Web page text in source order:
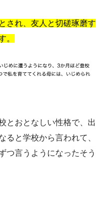
され、友人と切磋琢磨す
。
とおとなしい性格で、出
ると学校から言われて、
つ言うようになったそう